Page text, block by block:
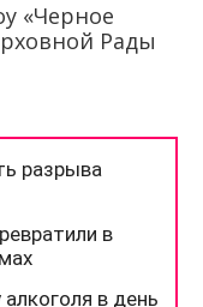
«Черное
Рады